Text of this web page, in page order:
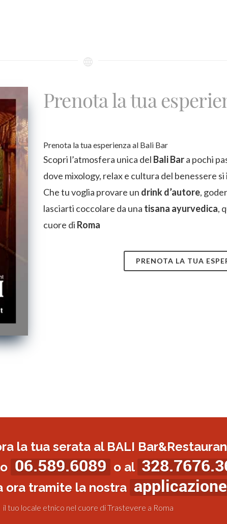
Prenota la tua
Prenota la tua esperienza al Bali Bar
Scopri l’atmosfera unica del Bali Bara pochi
dove mixology, relax e cultura del benessere
Che tu voglia provare un drink d’autore,
lasciarti coccolare da una tisana ayurvedica,
cuore di Roma
PRENOTA LA TUA
la tua serata al BALI
06.589.6089 o al
ora tramite la nostra applicazione
il tuo locale etnico nel cuore di Trastevere a Roma